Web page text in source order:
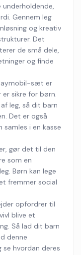
Gennem leg
og kreativ
Det
de små dele,
og finde
sæt er
sikre for børn.
leg, så dit barn
Det er også
i en kasse
gør det til den
som en
Børn kan lege
fremmer social
opfordrer til
blive et
Så lad dit barn
denne
hvordan deres